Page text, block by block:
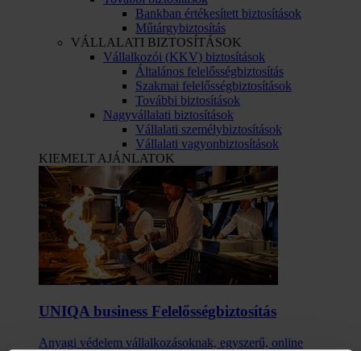
Bankban értékesített biztosítások
Műtárgybiztosítás
VÁLLALATI BIZTOSÍTÁSOK
Vállalkozói (KKV) biztosítások
Általános felelősségbiztosítás
Szakmai felelősségbiztosítások
További biztosítások
Nagyvállalati biztosítások
Vállalati személybiztosítások
Vállalati vagyonbiztosítások
KIEMELT AJÁNLATOK
UNIQA business Felelősség­biztosítás
Anyagi védelem vállalkozásoknak, egyszerű, online